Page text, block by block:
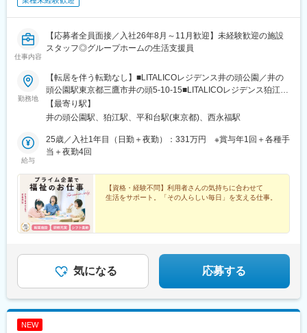
仕事内容
【応募者全員面接／入社26年8月～11月歓迎】未経験歓迎の施設
スタッフ◎グループホームの生活支援員
勤務地
【転居を伴う転勤なし】■LITALICOレジデンス井の頭公園／井の
頭公園駅東京都三鷹市井の頭5‐10‐15■LITALICOレジデンス狛江中
和泉／狛江駅東京都狛江市中和泉3丁目 ※26年5月
OPEN■LITALICOレジデンス練馬平和台／平和台駅東京都練馬区
西永福駅・永福町駅東京都杉並区松ノ木1丁目 ※26年12月OPEN※
練馬平和台・杉並松の木開設前に入所した方におかれましては研
公園、狛江中和泉から徒歩10分程度）。◎ご在住地を踏まえ、選
考時に相談のうえ決定いたします。強制的なご異動はないのでご
安心ください。◎また、ご希望に応じて複数拠点で経験を積むこ
とも可能です。 「一つの拠点だけでは物足りない」「さまざまな
利用者さまや職員と関わりながら成長したい」という方は、各拠
【最寄り駅】
井の頭公園駅、狛江駅、平和台駅(東京都)、西永福駅
給与
25歳／入社1年目（日勤＋夜勤）：331万円 ※賞与年1回＋各種手
当＋夜勤4回
【資格・経験不問】利用者さんの気持ちに合わせて
生活をサポート。「その人らしい毎日」を支える仕事。
気になる 応募する
NEW